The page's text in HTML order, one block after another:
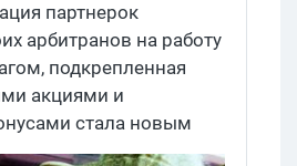
партнерок
арбитранов на работу
подкрепленная
акциями и
стала новым
маркетинга